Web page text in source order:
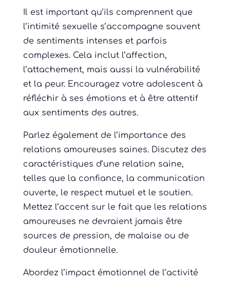
Il est important qu’ils comprennent que
l’intimité sexuelle s’accompagne souvent
de sentiments intenses et parfois
complexes. Cela inclut l’affection,
l’attachement, mais aussi la vulnérabilité
et la peur. Encouragez votre adolescent à
réfléchir à ses émotions et à être attentif
aux sentiments des autres.
Parlez également de l’importance des
relations amoureuses saines. Discutez des
caractéristiques d’une relation saine,
telles que la confiance, la communication
ouverte, le respect mutuel et le soutien.
Mettez l’accent sur le fait que les relations
amoureuses ne devraient jamais être
sources de pression, de malaise ou de
douleur émotionnelle.
Abordez l’impact émotionnel de l’activité